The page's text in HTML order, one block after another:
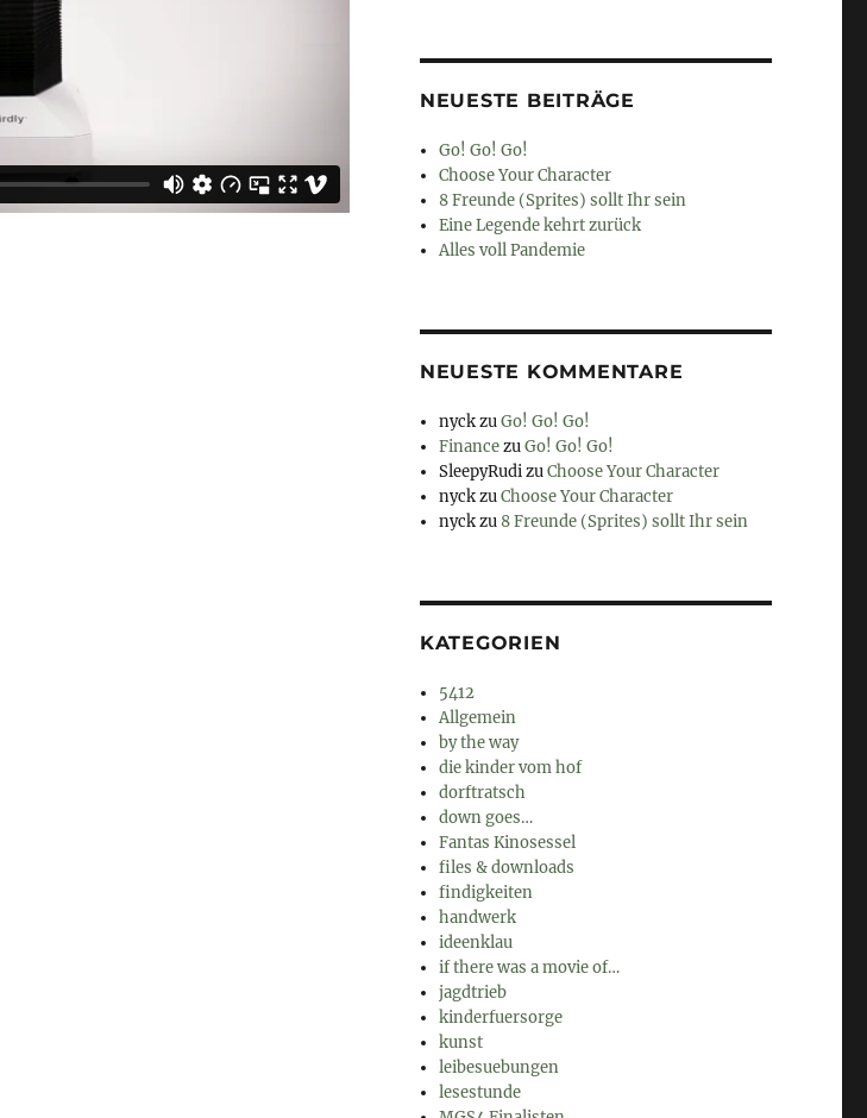
NEUESTE BEITRÄGE
Go! Go! Go!
Choose Your Character
8 Freunde (Sprites) sollt Ihr sein
Eine Legende kehrt zurück
Alles voll Pandemie
NEUESTE KOMMENTARE
nyckzuGo! Go! Go!
FinancezuGo! Go! Go!
SleepyRudizuChoose Your Character
nyckzuChoose Your Character
nyckzu 8 Freunde (Sprites) sollt Ihr sein
KATEGORIEN
5412
Allgemein
by the way
die kinder vom hof
dorftratsch
down goes…
Fantas Kinosessel
files & downloads
findigkeiten
handwerk
ideenklau
if there was a movie of…
jagdtrieb
kinderfuersorge
kunst
leibesuebungen
lesestunde